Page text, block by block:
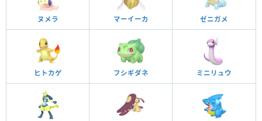
ヌメラ マーイーカ ゼニガメ
ヒトカゲ フシギダネ ミニリュウ